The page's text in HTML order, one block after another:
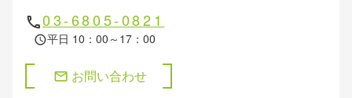
phone03-6805-0821
schedule平日 10：00～17：00
mail お問い合わせ